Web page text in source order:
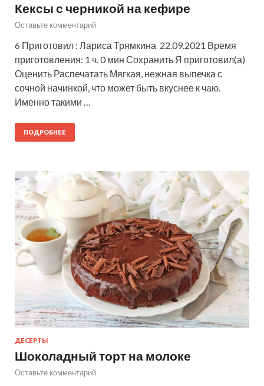
Кексы с черникой на кефире
Оставьте комментарий
6 Приготовил : Лариса Трямкина 22.09.2021 Время
приготовления: 1 ч. 0 мин Сохранить Я приготовил(а)
Оценить Распечатать Мягкая, нежная выпечка с
сочной начинкой, что может быть вкуснее к чаю.
Именно такими …
ПОДРОБНЕЕ
ДЕСЕРТЫ
Шоколадный торт на молоке
Оставьте комментарий